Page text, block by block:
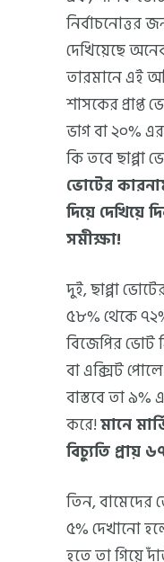
নির্বাচনোত্তর
দেখিয়েছে
তারমানে এই
শাসকের প্রাপ্ত
ভাগ বা ২০%
কি তবে ছাপ্পা
ভোটের
দিয়ে দেখিয়ে
সমীক্ষা!
দুই, ছাপ্পা
৫৮% থেকে
বিজেপির ভোট
বা এক্সিট
বাস্তবে তা
করে!মানে
বিচ্যুতি প্রায়
তিন, বামেদের
৫% দেখানো
হতে তা গিয়ে